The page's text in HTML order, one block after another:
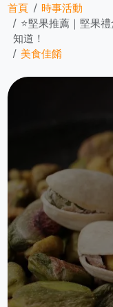
首頁
時事活動
⭐堅果推薦｜堅果
知道！
美食佳餚